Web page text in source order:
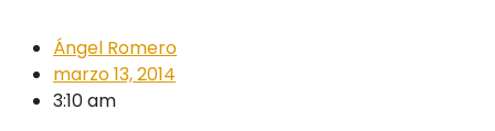
Ángel Romero
marzo 13, 2014
3:10 am